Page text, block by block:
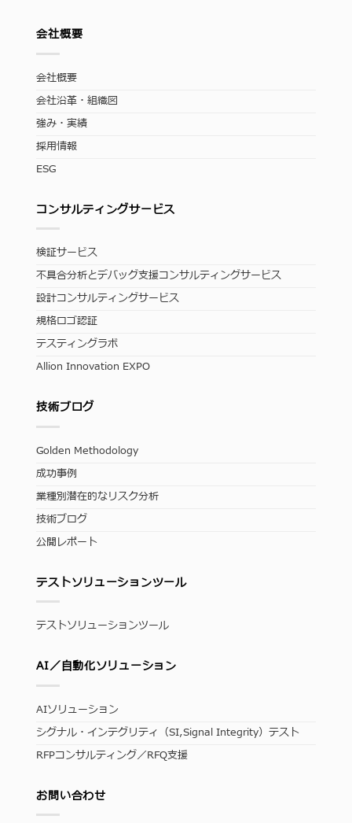
会社概要
会社概要
会社沿革・組織図
強み・実績
採用情報
ESG
コンサルティングサービス
検証サービス
不具合分析とデバッグ支援コンサルティングサービス
設計コンサルティングサービス
規格ロゴ認証
テスティングラボ
Allion Innovation EXPO
技術ブログ
Golden Methodology
成功事例
業種別潜在的なリスク分析
技術ブログ
公開レポート
テストソリューションツール
テストソリューションツール
AI／自動化ソリューション
AIソリューション
シグナル・インテグリティ（SI,Signal Integrity）テスト
RFPコンサルティング／RFQ支援
お問い合わせ